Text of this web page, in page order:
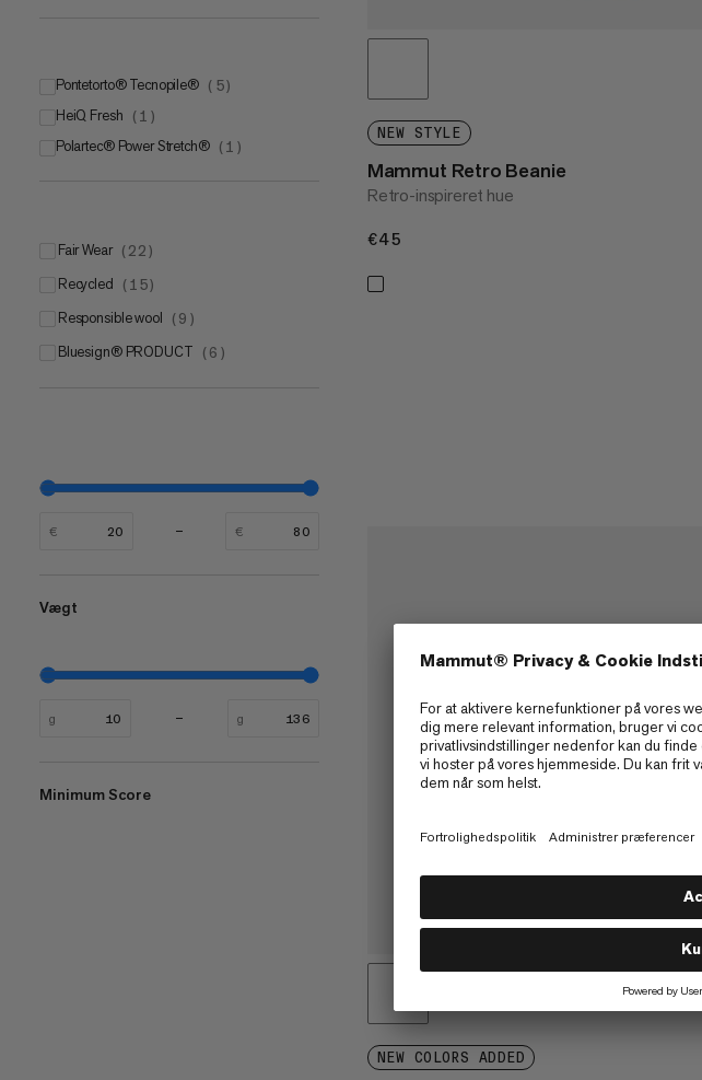
Pontetorto® Tecnopile® ( 5)
HeiQ Fresh ( 1 )
Polartec® Power Stretch® ( 1 )
Fair Wear ( 22 )
Recycled ( 15)
Responsible wool ( 9 )
bluesign® PRODUCT ( 6 )
€ €
Vægt
g g
Minimum Score
NEW STYLE
Mammut Retro Beanie
Retro-inspireret hue
€45
NEW COLORS ADDED